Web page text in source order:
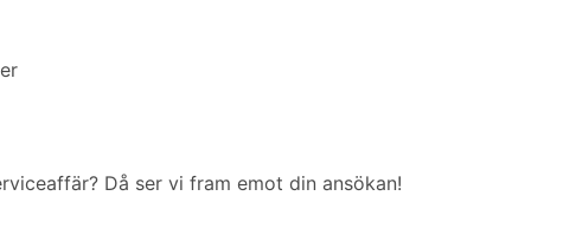
Då ser vi fram emot din ansökan!